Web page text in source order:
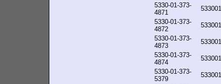
5330-01-373-
4871
5330-01-373-
4872
5330-01-373-
4873
5330-01-373-
4874
5330-01-373-
5379